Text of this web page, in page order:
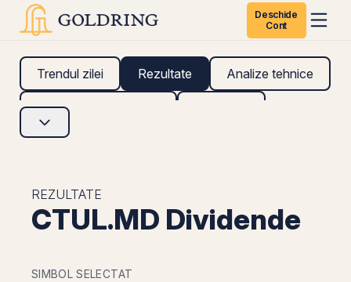
Deschide
Cont
Trendul zilei Rezultate Analize tehnice
Analize fundamentale
REZULTATE
CTUL.MD Dividende
SIMBOL SELECTAT